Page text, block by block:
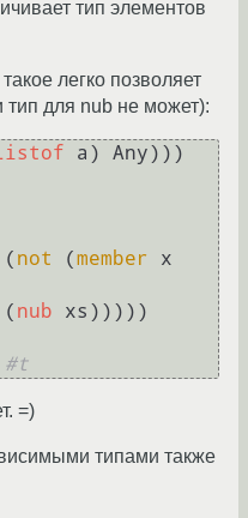
тип элементов
легко позволяет
тип для nub не может):
a) Any)))
( not (member x
                      (
nub xs)))))
#t
=)
типами также